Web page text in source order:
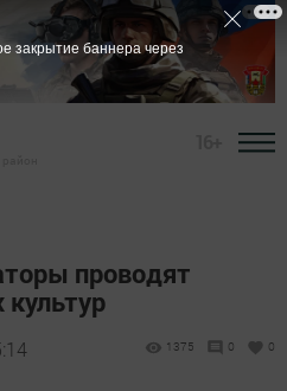
проводят
1375 0 0
закрытие баннера через